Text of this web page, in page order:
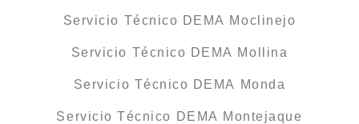
Servicio Técnico DEMA Moclinejo
Servicio Técnico DEMA Mollina
Servicio Técnico DEMA Monda
Servicio Técnico DEMA Montejaque